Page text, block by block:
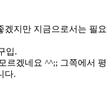
겠지만 지금으로서는 필요
입.
르겠네요 ^^;; 그쪽에서 평
다.